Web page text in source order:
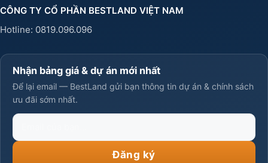
CÔNG TY CỔ PHẦN BESTLAND VIỆT NAM
Hotline: 0819.096.096
Nhận bảng giá & dự án mới nhất
Để lại email — BestLand gửi bạn thông tin dự án & chính sách
ưu đãi sớm nhất.
Email
bạn
Đăng ký